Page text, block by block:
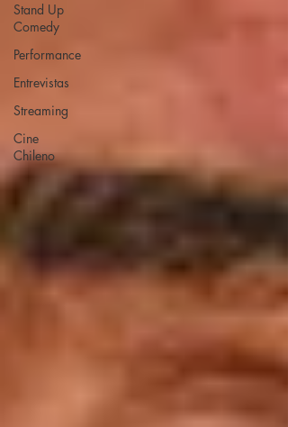
Stand Up
Comedy
Performance
Entrevistas
Streaming
Cine
Chileno